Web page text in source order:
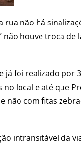
rua não há
houve troca de
foi realizado por
local e até que
não com fitas
intransitável da